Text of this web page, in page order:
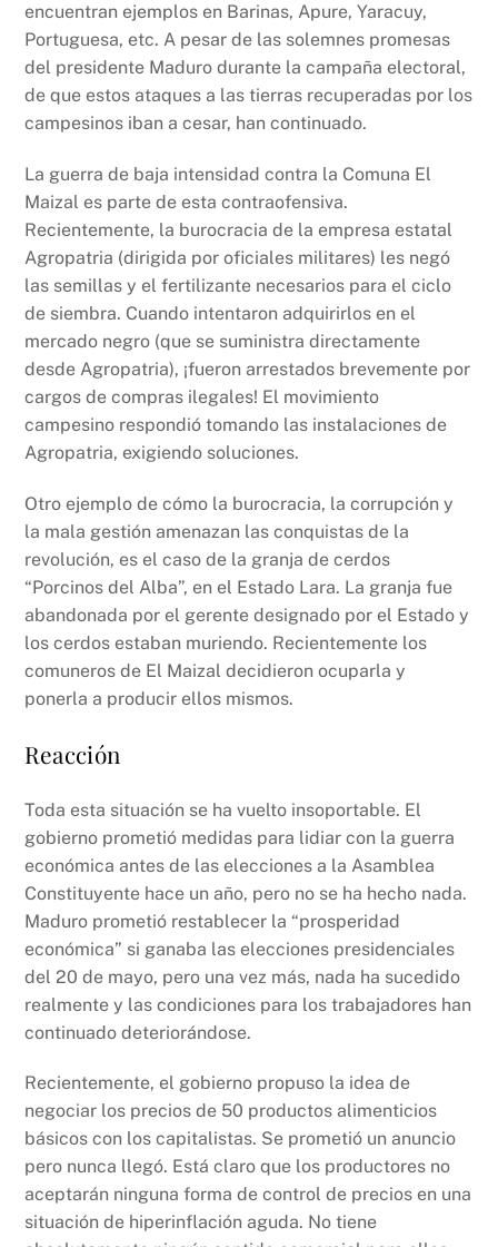
encuentran ejemplos en Barinas, Apure, Yaracuy,
Portuguesa, etc. A pesar de las solemnes promesas
del presidente Maduro durante la campaña electoral,
de que estos ataques a las tierras recuperadas por los
campesinos iban a cesar, han continuado.
La guerra de baja intensidad contra la Comuna El
Maizal es parte de esta contraofensiva.
Recientemente, la burocracia de la empresa estatal
Agropatria (dirigida por oficiales militares) les negó
las semillas y el fertilizante necesarios para el ciclo
de siembra. Cuando intentaron adquirirlos en el
mercado negro (que se suministra directamente
desde Agropatria), ¡fueron arrestados brevemente por
cargos de compras ilegales! El movimiento
campesino respondió tomando las instalaciones de
Agropatria, exigiendo soluciones.
Otro ejemplo de cómo la burocracia, la corrupción y
la mala gestión amenazan las conquistas de la
revolución, es el caso de la granja de cerdos
“Porcinos del Alba”, en el Estado Lara. La granja fue
abandonada por el gerente designado por el Estado y
los cerdos estaban muriendo. Recientemente los
comuneros de El Maizal decidieron ocuparla y
ponerla a producir ellos mismos.
Reacción
Toda esta situación se ha vuelto insoportable. El
gobierno prometió medidas para lidiar con la guerra
económica antes de las elecciones a la Asamblea
Constituyente hace un año, pero no se ha hecho nada.
Maduro prometió restablecer la “prosperidad
económica” si ganaba las elecciones presidenciales
del 20 de mayo, pero una vez más, nada ha sucedido
realmente y las condiciones para los trabajadores han
continuado deteriorándose.
Recientemente, el gobierno propuso la idea de
negociar los precios de 50 productos alimenticios
básicos con los capitalistas. Se prometió un anuncio
pero nunca llegó. Está claro que los productores no
aceptarán ninguna forma de control de precios en una
situación de hiperinflación aguda. No tiene